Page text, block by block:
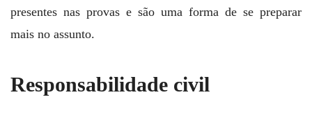
presentes nas provas e são uma forma de se preparar
mais no assunto.
Responsabilidade civil